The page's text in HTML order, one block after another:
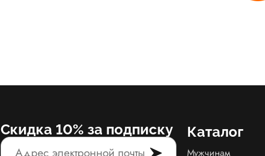
Скидка 10% за подписку Каталог
Мужчинам